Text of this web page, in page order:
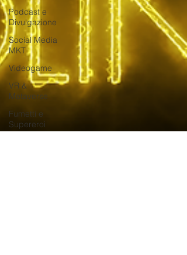
Podcast e
Divulgazione
Social Media
MKT
Videogame
VR &
Metaverse
Fumetti e
Supereroi